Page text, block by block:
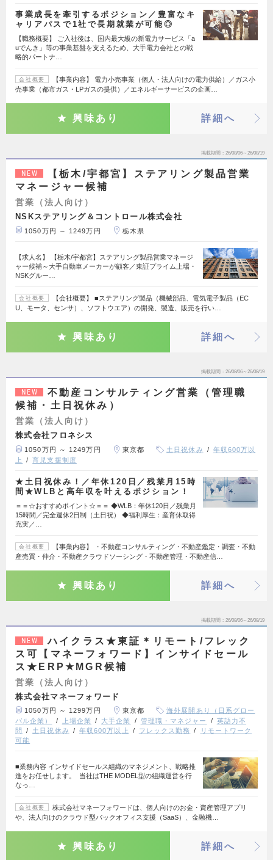
事業成長を牽引するポジション／豊富なキ
ャリアパスで1社で長期就業が可能◎
【職務概要】 ご入社後は、国内最大級の新電力サービス「a
uでんき」等の事業基盤を支えるため、大手電力会社との戦
略的パートナ…
会社概要
【事業内容】 電力小売事業（個人・法人向けの電力供給）／ガス小
売事業（都市ガス・LPガスの提供）／エネルギーサービスの企画…
興味あり 詳細へ
掲載期間 26/08/06～26/08/19
NEW
【栃木/宇都宮】ステアリング製品営業
マネージャー候補
営業（法人向け）
NSKステアリング＆コントロール株式会社
1050万円 ～ 1249万円 栃木県
【求人名】 【栃木/宇都宮】ステアリング製品営業マネージ
ャー候補～大手自動車メーカーが顧客／東証プライム上場・
NSKグルー…
会社概要
【会社概要】 ■ステアリング製品（機械部品、電気電子製品（EC
U、モータ、センサ）、ソフトウエア）の開発、製造、販売を行い…
興味あり 詳細へ
掲載期間 26/08/06～26/08/19
NEW
不動産コンサルティング営業（管理職
候補・土日祝休み）
営業（法人向け）
株式会社フロネシス
1050万円 ～ 1249万円 東京都 土日祝休み
年収600万以
上
育児支援制度
★土日祝休み！／年休120日／残業月15時
間★WLBと高年収を叶えるポジション！
＝＝☆おすすめポイント☆＝＝ ◆WLB：年休120日／残業月
15時間／完全週休2日制（土日祝） ◆福利厚生：産育休取得
充実／…
会社概要
【事業内容】 ・不動産コンサルティング・不動産鑑定・調査・不動
産売買・仲介・不動産クラウドソーシング・不動産管理・不動産信…
興味あり 詳細へ
掲載期間 26/08/06～26/08/19
NEW
ハイクラス★東証＊リモート/フレック
ス可【マネーフォワード】インサイドセール
ス★ERP★MGR候補
営業（法人向け）
株式会社マネーフォワード
1050万円 ～ 1299万円 東京都
海外展開あり（日系グロー
バル企業）
上場企業 大手企業 管理職・マネジャー
英語力不
問
土日祝休み 年収600万以上 フレックス勤務
リモートワーク
可能
■業務内容 インサイドセールス組織のマネジメント、戦略推
進をお任せします。 当社はTHE MODEL型の組織運営を行
なっ…
会社概要
株式会社マネーフォワードは、個人向けのお金・資産管理アプリ
や、法人向けのクラウド型バックオフィス支援（SaaS）、金融機…
興味あり 詳細へ